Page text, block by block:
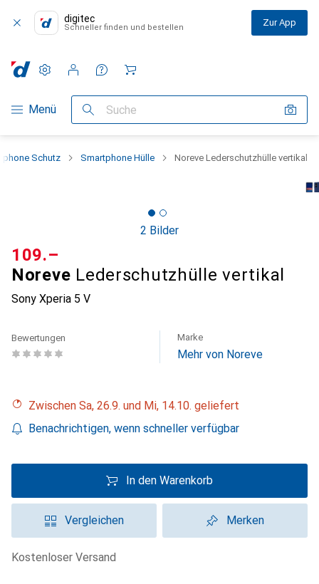
digitec
Schneller finden und bestellen Zur App
Navigation nach Kategorien
Menü Suche
Einstellungen
Kundenkonto
Vergleichslisten
Merklisten
Warenkorb
Schutz Smartphone Hülle Noreve Lederschutzhülle vertikal
2 Bilder
Noreve Lederschutzhülle vertikal
Sony Xperia 5 V
CHF
109.–
Bewertungen Marke
Mehr von Noreve
Zwischen Sa, 26.9. und Mi, 14.10. geliefert
Benachrichtigen, wenn schneller verfügbar
In den Warenkorb
Vergleichen Merken
kostenloser Versand